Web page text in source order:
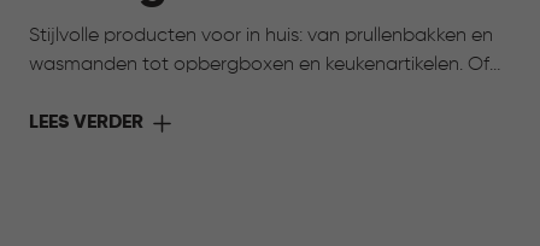
Stijlvolle producten voor in huis: van prullenbakken en
wasmanden tot opbergboxen en keukenartikelen. Of
vind je praktische oplossingen. Alles voor meer gemak,
LEES VERDER